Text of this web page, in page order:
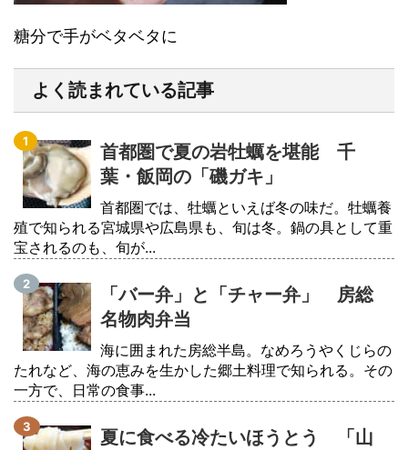
糖分で手がベタベタに
よく読まれている記事
首都圏で夏の岩牡蠣を堪能 千
葉・飯岡の「磯ガキ」
首都圏では、牡蠣といえば冬の味だ。牡蠣養
殖で知られる宮城県や広島県も、旬は冬。鍋の具として重
宝されるのも、旬が...
「バー弁」と「チャー弁」 房総
名物肉弁当
海に囲まれた房総半島。なめろうやくじらの
たれなど、海の恵みを生かした郷土料理で知られる。その
一方で、日常の食事...
夏に食べる冷たいほうとう 「山